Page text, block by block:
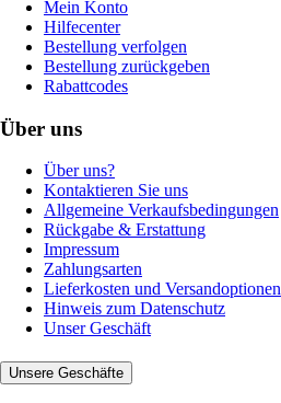
Mein Konto
Hilfecenter
Bestellung verfolgen
Bestellung zurückgeben
Rabattcodes
Über uns
Über uns?
Kontaktieren Sie uns
Allgemeine Verkaufsbedingungen
Rückgabe & Erstattung
Impressum
Zahlungsarten
Lieferkosten und Versandoptionen
Hinweis zum Datenschutz
Unser Geschäft
Unsere Geschäfte